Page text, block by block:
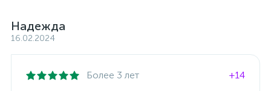
Надежда
16.02.2024
Более 3 лет
+14